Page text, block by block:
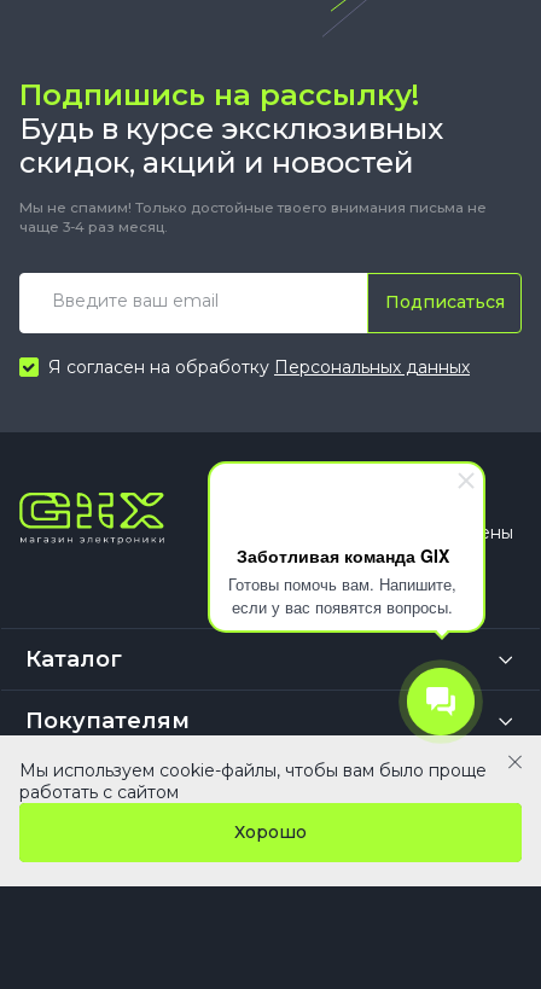
Заботливая команда GIX
Готовы помочь вам. Напишите,
если у вас появятся вопросы.
Подпишись на рассылку!
Будь в курсе эксклюзивных
скидок, акций и новостей
Мы не спамим! Только достойные твоего внимания письма не
чаще 3-4 раз месяц.
Подписаться
Я согласен на обработку Персональных данных
Все права защищены
Каталог
Покупателям
Компания
Выбор покупателей
В корзину
Мы используем cookie-файлы, чтобы вам было проще
работать с сайтом
Хорошо